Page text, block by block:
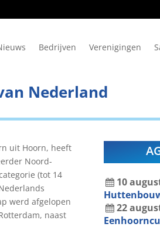
Bedrijven Verenigingen
Nederland
uit Hoorn, heeft
Noord-
(tot 14
werd afgelopen
naast
10
22